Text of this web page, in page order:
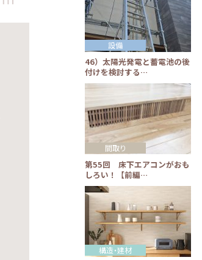
46）太陽光発電と蓄電池の後
付けを検討する…
設備
第55回 床下エアコンがおも
しろい！【前編…
間取り
構造・建材